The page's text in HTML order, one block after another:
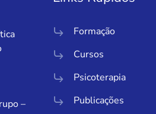
–
Formação
Cursos
Psicoterapia
Publicações